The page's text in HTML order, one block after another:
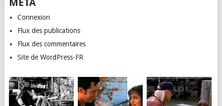
Connexion
Flux des publications
Flux des commentaires
Site de WordPress-FR